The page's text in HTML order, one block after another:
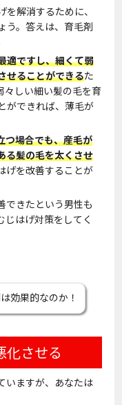
解消するために、
う。答えは、育毛剤
適ですし、細くて弱
せることができるた
々しい細い髪の毛を育
ができれば、薄毛が
つ場合でも、産毛が
る髪の毛を太くさせ
げを改善することが
できたという男性も
じはげ対策をしてく
効果的なのか！
化させる
いますが、あなたは